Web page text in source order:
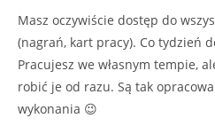
Masz oczywiście dostęp do
(nagrań, kart pracy). Co tydzień
Pracujesz we własnym tempie,
robić je od razu. Są tak
wykonania 😉